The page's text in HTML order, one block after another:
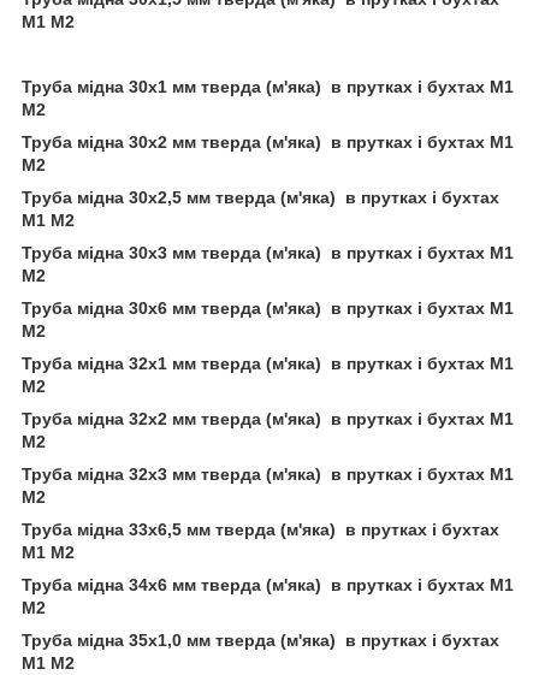
М1 М2
Труба мідна 30х1 мм тверда (м'яка) в прутках і бухтах М1
М2
Труба мідна 30х2 мм тверда (м'яка) в прутках і бухтах М1
М2
Труба мідна 30х2,5 мм тверда (м'яка) в прутках і бухтах
М1 М2
Труба мідна 30х3 мм тверда (м'яка) в прутках і бухтах М1
М2
Труба мідна 30х6 мм тверда (м'яка) в прутках і бухтах М1
М2
Труба мідна 32х1 мм тверда (м'яка) в прутках і бухтах М1
М2
Труба мідна 32х2 мм тверда (м'яка) в прутках і бухтах М1
М2
Труба мідна 32х3 мм тверда (м'яка) в прутках і бухтах М1
М2
Труба мідна 33х6,5 мм тверда (м'яка) в прутках і бухтах
М1 М2
Труба мідна 34х6 мм тверда (м'яка) в прутках і бухтах М1
М2
Труба мідна 35х1,0 мм тверда (м'яка) в прутках і бухтах
М1 М2